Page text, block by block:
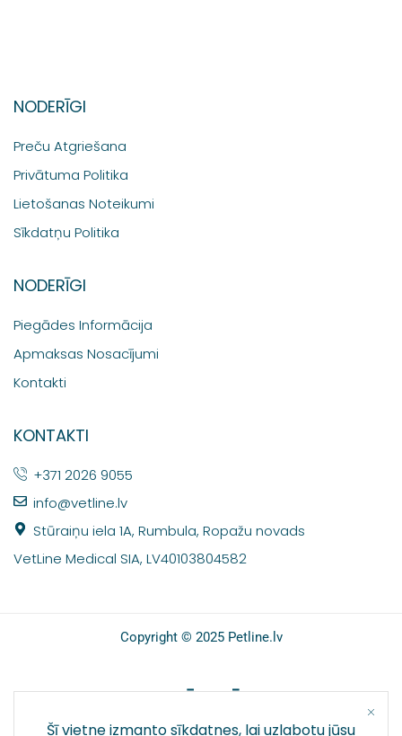
Šī vietne izmanto sīkdatnes, lai uzlabotu jūsu
NODERĪGI
Preču Atgriešana
Privātuma Politika
Lietošanas Noteikumi
Sīkdatņu Politika
NODERĪGI
Piegādes Informācija
Apmaksas Nosacījumi
Kontakti
KONTAKTI
+371 2026 9055
info@vetline.lv
Stūraiņu iela 1A, Rumbula, Ropažu novads
VetLine Medical SIA, LV40103804582
Copyright © 2025 Petline.lv
SOCIĀLIE TĪKLI